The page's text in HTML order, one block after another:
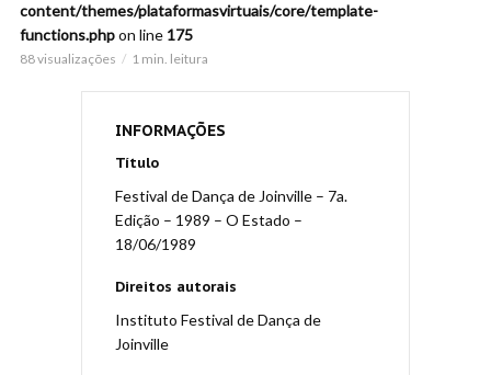
content/themes/plataformasvirtuais/core/template-
functions.phpon line 175
88 visualizações 1 min. leitura
INFORMAÇÕES
Título
Festival de Dança de Joinville – 7a.
Edição – 1989 – O Estado –
18/06/1989
Direitos autorais
Instituto Festival de Dança de
Joinville